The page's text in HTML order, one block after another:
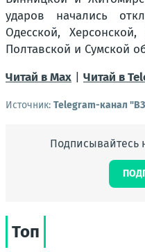
ударов начались
Одесской,
Полтавской и Сумской
Читай в Max
Читай в
Источник: Telegram-канал
Подписывайтесь
Топ